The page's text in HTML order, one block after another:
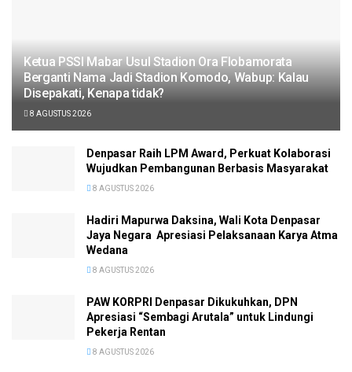
Ketua PSSI Mabar Usul Stadion Ora Flobamorata
Berganti Nama Jadi Stadion Komodo, Wabup: Kalau
Disepakati, Kenapa tidak?
8 AGUSTUS 2026
Denpasar Raih LPM Award, Perkuat Kolaborasi
Wujudkan Pembangunan Berbasis Masyarakat
8 AGUSTUS 2026
Hadiri Mapurwa Daksina, Wali Kota Denpasar
Jaya Negara Apresiasi Pelaksanaan Karya Atma
Wedana
8 AGUSTUS 2026
PAW KORPRI Denpasar Dikukuhkan, DPN
Apresiasi “Sembagi Arutala” untuk Lindungi
Pekerja Rentan
8 AGUSTUS 2026